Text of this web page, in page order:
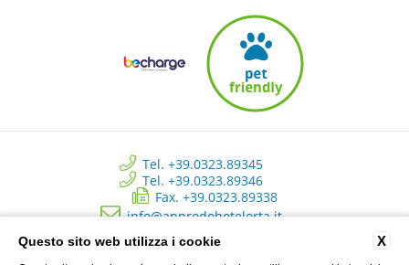
Tel. +39.0323.89345
Tel. +39.0323.89346
Fax. +39.0323.89338
info@approdohotelorta.it
X
Questo sito web utilizza i cookie